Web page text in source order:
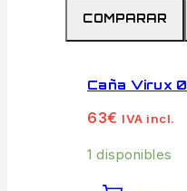
COMPARAR
Caña Virux 0
63€ IVA incl.
1 disponibles